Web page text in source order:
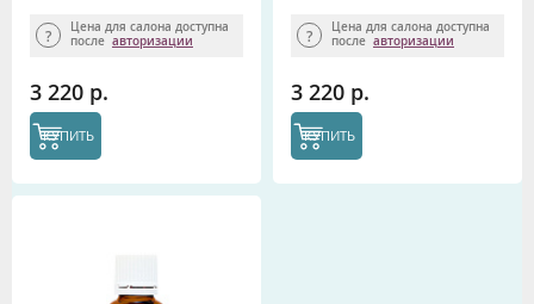
Цена для салона доступна
после авторизации
3 220 р.
КУПИТЬ
Цена для салона доступна
после авторизации
3 220 р.
КУПИТЬ